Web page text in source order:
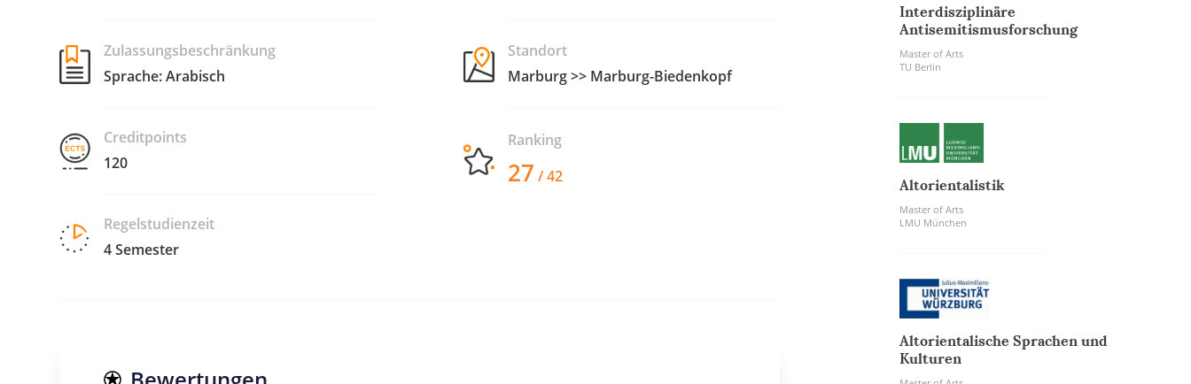
Zulassungsbeschränkung
Sprache: Arabisch
Creditpoints
120
Regelstudienzeit
4 Semester
Standort
Marburg >> Marburg-Biedenkopf
Ranking
27 / 42
Interdisziplinäre
Antisemitismusforschung
Master of Arts
TU Berlin
Altorientalistik
Master of Arts
LMU München
Altorientalische Sprachen und
Kulturen